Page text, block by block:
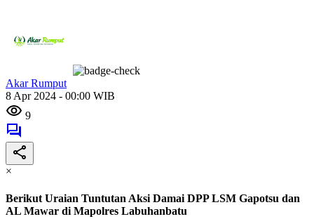
Akar Rumput
8 Apr 2024 - 00:00 WIB
9
×
Berikut Uraian Tuntutan Aksi Damai DPP LSM Gapotsu dan
AL Mawar di Mapolres Labuhanbatu